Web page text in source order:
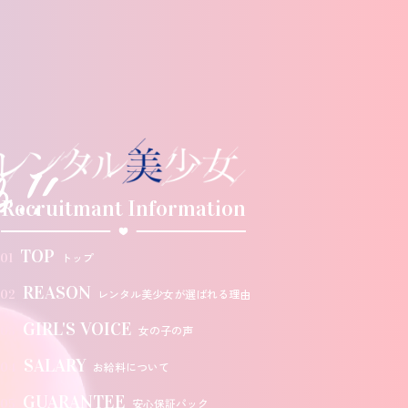
Recruitmant Information
01 TOP トップ
02 REASON レンタル美少女が選ばれる理由
GIRL'S VOICE 女の子の声
SALARY お給料について
GUARANTEE 安心保証パック